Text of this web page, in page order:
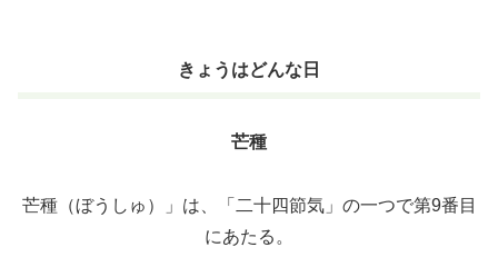
きょうはどんな日
芒種
芒種（ぼうしゅ）」は、「二十四節気」の一つで第9番目
にあたる。